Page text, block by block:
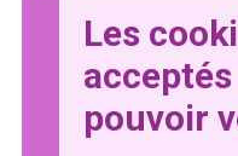
Les
pouvoir